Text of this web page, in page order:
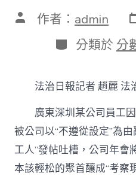
文 作者： admin
分
類
分類於 分
法治日報記者 趙麗 法
廣東深圳某公司員工
被公司以“不遵從設定”為
工人”發帖吐槽，公司年會
本該輕松的聚首釀成“考察